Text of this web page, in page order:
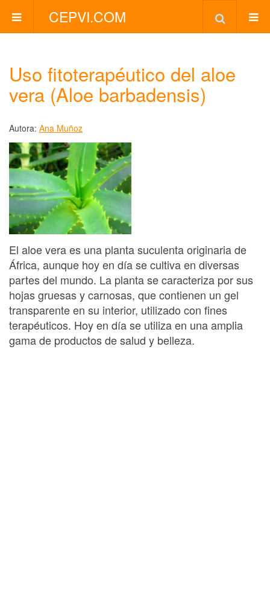
CEPVI.COM
Uso fitoterapéutico del aloe
vera (Aloe barbadensis)
Autora: Ana Muñoz
El aloe vera es una planta suculenta originaria de
África, aunque hoy en día se cultiva en diversas
partes del mundo. La planta se caracteriza por sus
hojas gruesas y carnosas, que contienen un gel
transparente en su interior, utilizado con fines
terapéuticos. Hoy en día se utiliza en una amplia
gama de productos de salud y belleza.